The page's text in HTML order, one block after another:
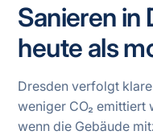
Sanieren in
heute als
Dresden verfolgt
weniger CO₂ emittiert
wenn die Gebäude